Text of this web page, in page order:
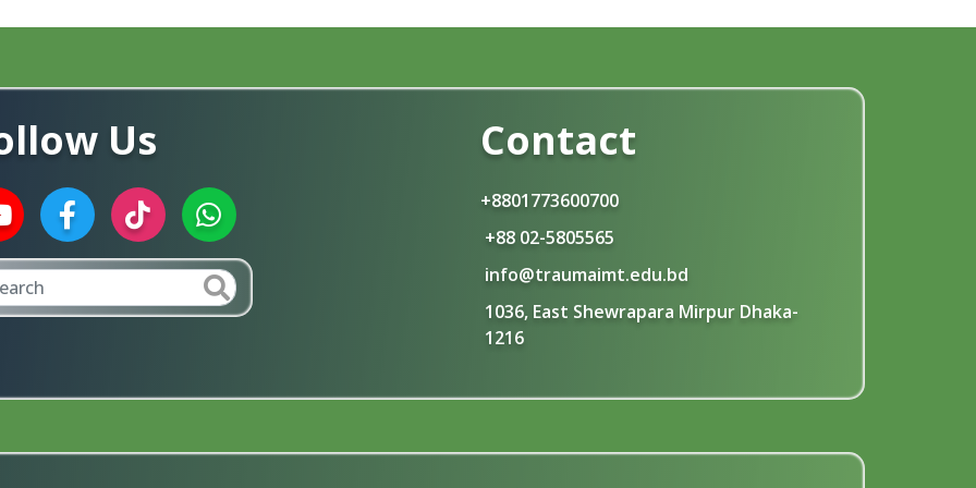
Us Contact
+8801773600700
+88 02-5805565
info@traumaimt.edu.bd
1036, East Shewrapara Mirpur Dhaka-
1216